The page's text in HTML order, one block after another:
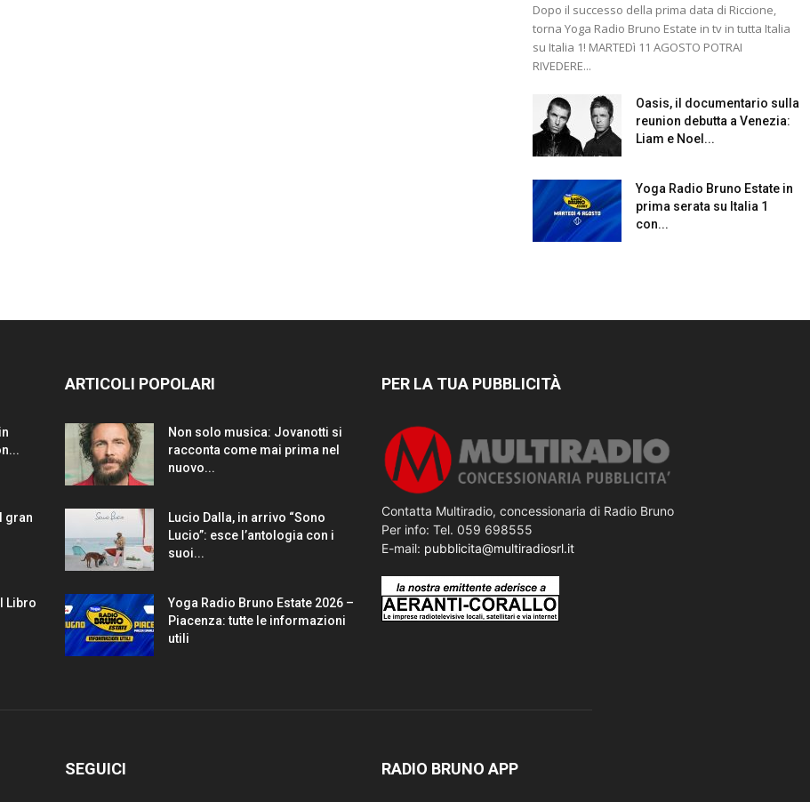
Dopo il successo della prima data di Riccione,
torna Yoga Radio Bruno Estate in tv in tutta Italia
su Italia 1! MARTEDì 11 AGOSTO POTRAI
RIVEDERE...
Oasis, il documentario sulla
reunion debutta a Venezia:
Liam e Noel...
Yoga Radio Bruno Estate in
prima serata su Italia 1
con...
gran
Libro
ARTICOLI POPOLARI
Non solo musica: Jovanotti si
racconta come mai prima nel
nuovo...
Lucio Dalla, in arrivo “Sono
Lucio”: esce l’antologia con i
suoi...
Yoga Radio Bruno Estate 2026 –
Piacenza: tutte le informazioni
utili
PER LA TUA PUBBLICITÀ
Contatta Multiradio, concessionaria di Radio Bruno
Per info: Tel. 059 698555
E-mail: pubblicita@multiradiosrl.it
SEGUICI RADIO BRUNO APP